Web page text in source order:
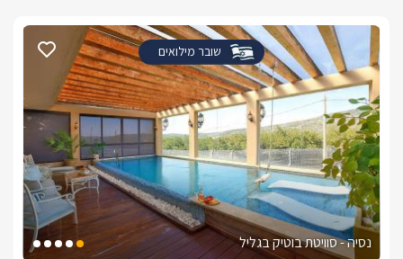
שובר מילואים
נסיה - סוויטת בוטיק בגליל